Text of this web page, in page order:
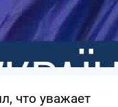
что уважает